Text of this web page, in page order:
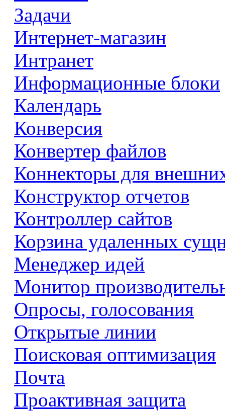
Задачи
Интернет-магазин
Интранет
Информационные блоки
Календарь
Конверсия
Конвертер файлов
Коннекторы для
Конструктор отчетов
Контроллер сайтов
Корзина удаленных
Менеджер идей
Монитор
Опросы, голосования
Открытые линии
Поисковая оптимизация
Почта
Проактивная защита